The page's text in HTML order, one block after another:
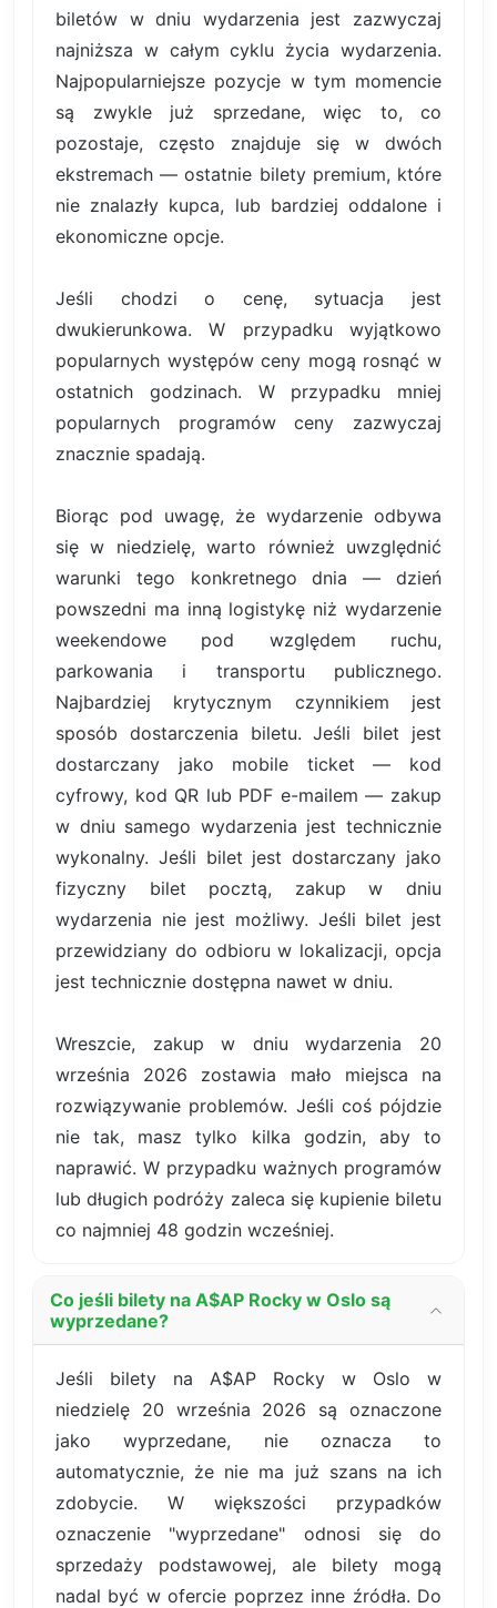
biletów w dniu wydarzenia jest zazwyczaj
najniższa w całym cyklu życia wydarzenia.
Najpopularniejsze pozycje w tym momencie
są zwykle już sprzedane, więc to, co
pozostaje, często znajduje się w dwóch
ekstremach — ostatnie bilety premium, które
nie znalazły kupca, lub bardziej oddalone i
ekonomiczne opcje.
Jeśli chodzi o cenę, sytuacja jest
dwukierunkowa. W przypadku wyjątkowo
popularnych występów ceny mogą rosnąć w
ostatnich godzinach. W przypadku mniej
popularnych programów ceny zazwyczaj
znacznie spadają.
Biorąc pod uwagę, że wydarzenie odbywa
się w niedzielę, warto również uwzględnić
warunki tego konkretnego dnia — dzień
powszedni ma inną logistykę niż wydarzenie
weekendowe pod względem ruchu,
parkowania i transportu publicznego.
Najbardziej krytycznym czynnikiem jest
sposób dostarczenia biletu. Jeśli bilet jest
dostarczany jako mobile ticket — kod
cyfrowy, kod QR lub PDF e-mailem — zakup
w dniu samego wydarzenia jest technicznie
wykonalny. Jeśli bilet jest dostarczany jako
fizyczny bilet pocztą, zakup w dniu
wydarzenia nie jest możliwy. Jeśli bilet jest
przewidziany do odbioru w lokalizacji, opcja
jest technicznie dostępna nawet w dniu.
Wreszcie, zakup w dniu wydarzenia 20
września 2026 zostawia mało miejsca na
rozwiązywanie problemów. Jeśli coś pójdzie
nie tak, masz tylko kilka godzin, aby to
naprawić. W przypadku ważnych programów
lub długich podróży zaleca się kupienie biletu
co najmniej 48 godzin wcześniej.
Co jeśli bilety na A$AP Rocky w Oslo są
wyprzedane?
Jeśli bilety na A$AP Rocky w Oslo w
niedzielę 20 września 2026 są oznaczone
jako wyprzedane, nie oznacza to
automatycznie, że nie ma już szans na ich
zdobycie. W większości przypadków
oznaczenie "wyprzedane" odnosi się do
sprzedaży podstawowej, ale bilety mogą
nadal być w ofercie poprzez inne źródła. Do